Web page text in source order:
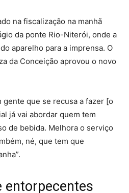
na fiscalização na manhã
da ponte Rio-Niterói, onde a
aparelho para a imprensa. O
da Conceição aprovou o novo
gente que se recusa a fazer [o
já vai abordar quem tem
de bebida. Melhora o serviço
né, que tem que
entorpecentes